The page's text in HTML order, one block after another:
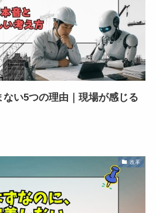
い5つの理由｜現場が感じる
改革